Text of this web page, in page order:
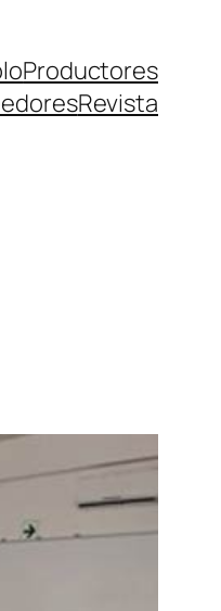
Productores
Revista